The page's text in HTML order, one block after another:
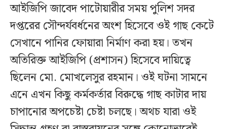
আইজিপি জাবেদ পাটোয়ারীর সময় পুলিশ সদর
দপ্তরের সৌন্দর্যবর্ধনের অংশ হিসেবে ওই গাছ কেটে
সেখানে পানির ফোয়ারা নির্মাণ করা হয়। তখন
অতিরিক্ত আইজিপি (প্রশাসন) হিসেবে দায়িত্বে
ছিলেন মো. মোখলেসুর রহমান। ওই ঘটনা সামনে
এনে এখন কিছু কর্মকর্তার বিরুদ্ধে গাছ কাটার দায়
চাপানোর অপচেষ্টা চেষ্টা চলছে। অথচ যারা ওই